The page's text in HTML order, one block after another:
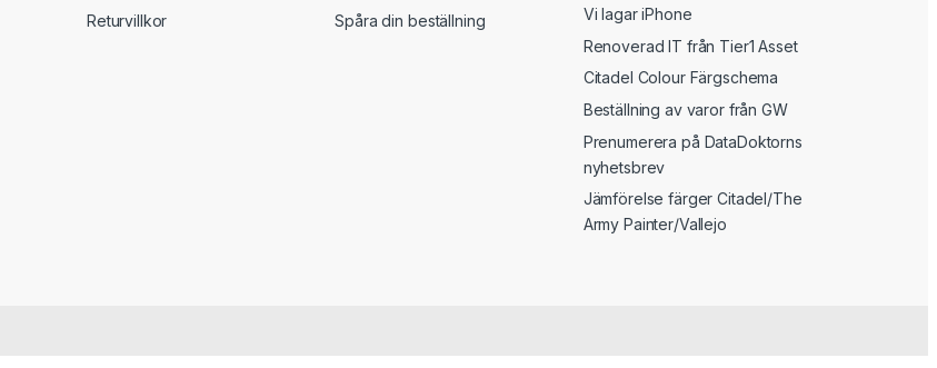
Returvillkor
Spåra din beställning
Vi lagar iPhone
Renoverad IT från Tier1 Asset
Citadel Colour Färgschema
Beställning av varor från GW
Prenumerera på DataDoktorns
nyhetsbrev
Jämförelse färger Citadel/The
Army Painter/Vallejo